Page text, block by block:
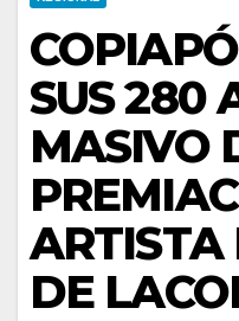
SUS 280
MASIVO
ARTISTA
DE